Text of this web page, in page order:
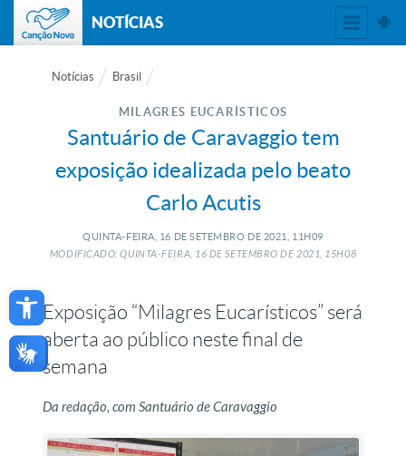
Open toolbar
NOTÍCIAS
Notícias Brasil
MILAGRES EUCARÍSTICOS
Santuário de Caravaggio tem
exposição idealizada pelo beato
Carlo Acutis
QUINTA-FEIRA, 16 DE SETEMBRO DE 2021, 11H09
MODIFICADO: QUINTA-FEIRA, 16 DESETEMBRO DE2021, 15H08
Exposição “Milagres Eucarísticos” será
aberta ao público neste final de
semana
Da redação, com Santuário de Caravaggio